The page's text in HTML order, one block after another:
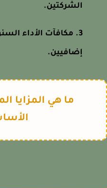
الشركتين.
مكافآت الأداء
إضافيين.
ما هي المزايا